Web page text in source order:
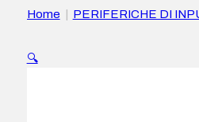
Home PERIFERICHE DI
personalizzabili – Poggiapolsi
🔍